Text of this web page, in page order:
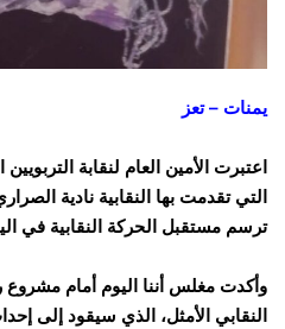
يمنات – تعز
اعتبرت الأمين العام لنقابة
التي تقدمت بها النقابية نادية
ترسم مستقبل الحركة النقابية في
وأكدت مغلس أننا اليوم أمام
النقابي الأمثل، الذي سيقود إلى